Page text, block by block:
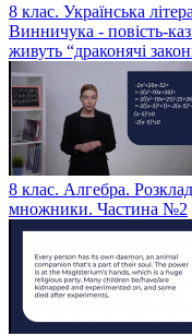
8 клас. Українська
Винничука - повість-
живуть “драконячі
8 клас. Алгебра.
множники. Частина №2